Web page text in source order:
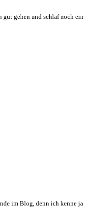
gut gehen und schlaf noch ein
im Blog, denn ich kenne ja